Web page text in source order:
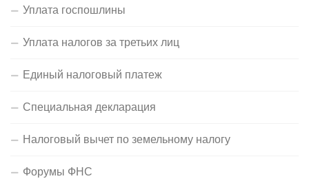
Уплата госпошлины
Уплата налогов за третьих лиц
Единый налоговый платеж
Специальная декларация
Налоговый вычет по земельному налогу
Форумы ФНС